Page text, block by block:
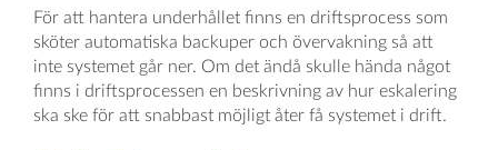
För att hantera underhållet finns en driftsprocess som
sköter automatiska backuper och övervakning så att
inte systemet går ner. Om det ändå skulle hända något
finns i driftsprocessen en beskrivning av hur eskalering
ska ske för att snabbast möjligt åter få systemet i drift.